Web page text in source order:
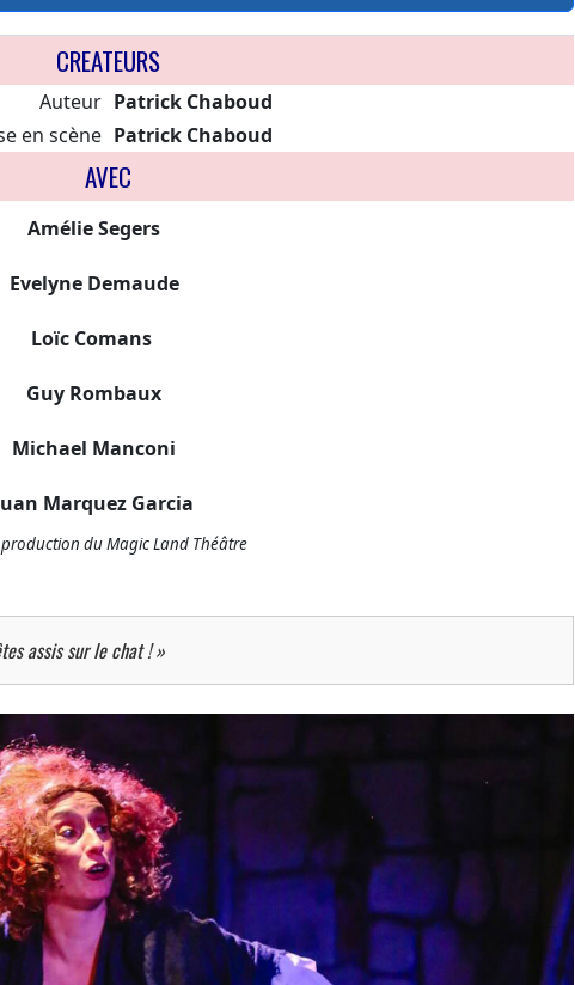
CREATEURS
Auteur Patrick Chaboud
en scène Patrick Chaboud
AVEC
Amélie Segers
Evelyne Demaude
Loïc Comans
Guy Rombaux
Michael Manconi
Marquez Garcia
du Magic Land Théâtre
assis sur le chat ! »